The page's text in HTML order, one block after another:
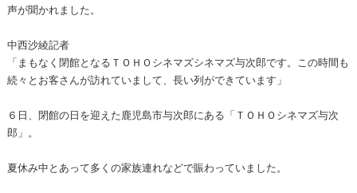
声が聞かれました。
中西沙綾記者
「まもなく閉館となるＴＯＨＯシネマズシネマズ与次郎です。この時間も
続々とお客さんが訪れていまして、長い列ができています」
６日、閉館の日を迎えた鹿児島市与次郎にある「ＴＯＨＯシネマズ与次
郎」。
夏休み中とあって多くの家族連れなどで賑わっていました。